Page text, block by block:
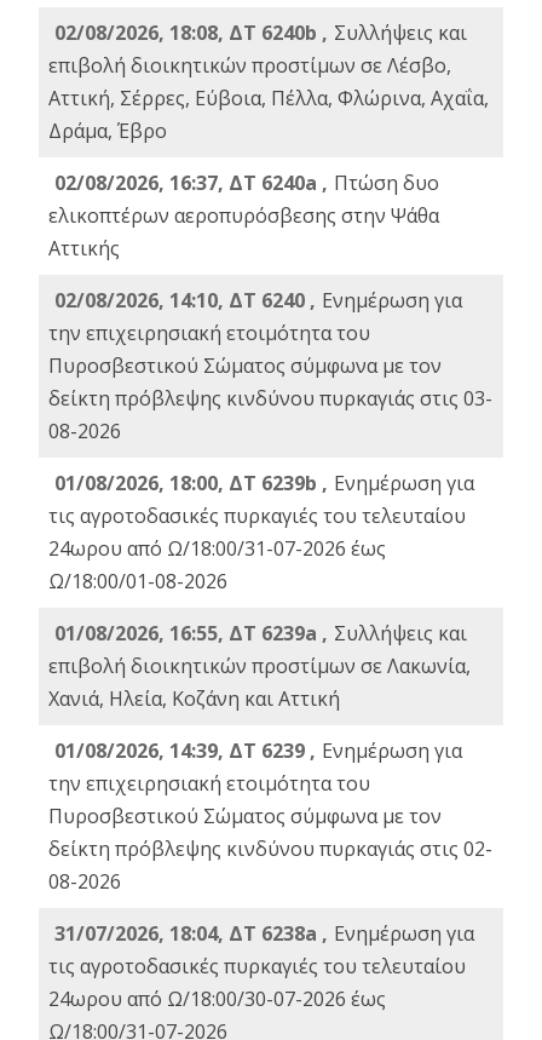
02/08/2026, 18:08, ΔΤ 6240b , Συλλήψεις και
επιβολή διοικητικών προστίμων σε Λέσβο,
Αττική, Σέρρες, Εύβοια, Πέλλα, Φλώρινα, Αχαΐα,
Δράμα, Έβρο
02/08/2026, 16:37, ΔΤ 6240a , Πτώση δυο
ελικοπτέρων αεροπυρόσβεσης στην Ψάθα
Αττικής
02/08/2026, 14:10, ΔΤ 6240 , Ενημέρωση για
την επιχειρησιακή ετοιμότητα του
Πυροσβεστικού Σώματος σύμφωνα με τον
δείκτη πρόβλεψης κινδύνου πυρκαγιάς στις 03-
08-2026
01/08/2026, 18:00, ΔΤ 6239b , Ενημέρωση για
τις αγροτοδασικές πυρκαγιές του τελευταίου
24ωρου από Ω/18:00/31-07-2026 έως
Ω/18:00/01-08-2026
01/08/2026, 16:55, ΔΤ 6239a , Συλλήψεις και
επιβολή διοικητικών προστίμων σε Λακωνία,
Χανιά, Ηλεία, Κοζάνη και Αττική
01/08/2026, 14:39, ΔΤ 6239 , Ενημέρωση για
την επιχειρησιακή ετοιμότητα του
Πυροσβεστικού Σώματος σύμφωνα με τον
δείκτη πρόβλεψης κινδύνου πυρκαγιάς στις 02-
08-2026
31/07/2026, 18:04, ΔΤ 6238a , Ενημέρωση για
τις αγροτοδασικές πυρκαγιές του τελευταίου
24ωρου από Ω/18:00/30-07-2026 έως
Ω/18:00/31-07-2026